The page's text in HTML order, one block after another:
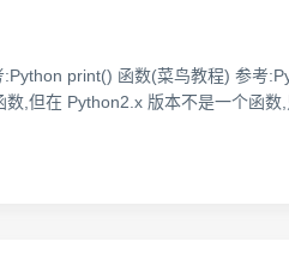
print() 函数(菜鸟教程) 参考
,但在 Python2.x 版本不是一个函